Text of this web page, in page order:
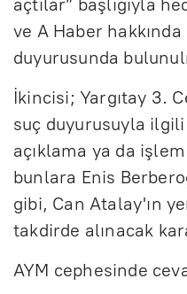
açtılar” başlığıyla
ve A Haber
duyurusunda
İkincisi; Yargıtay 3.
suç duyurusuyla
açıklama ya da
bunlara Enis
gibi, Can Atalay'ın
takdirde alınacak
AYM cephesinde